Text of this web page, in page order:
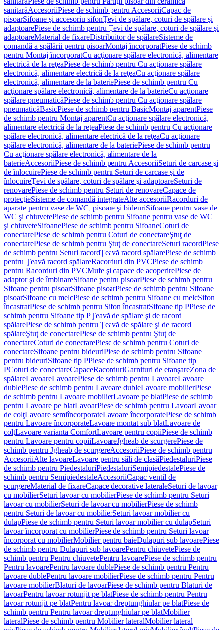
sanitarăAccesoriiPiese de schimb pentru AccesoriiCapac de
pisoarSifoane şi accesoriu sifonŢevi de spălare, coturi de spălare şi
adaptoarePiese de schimb pentru Ţevi de spălare, coturi de spălare şi
adaptoareMaterial de fixareDistribuitor de spălareSisteme de
comandă a spălării pentru pisoarMontaj încorporatPiese de schimb
pentru Montaj încorporatCu acţionare spălare electronică, alimentare
electrică de la reţeaPiese de schimb pentru Cu acţionare spălare
electronică, alimentare electrică de la reţeaCu acţionare spălare
electronică, alimentare de la bateriePiese de schimb pentru Cu
acţionare spălare electronică, alimentare de la baterieCu acţionare
spălare pneumaticăPiese de schimb pentru Cu acţionare spălare
pneumaticăBasicPiese de schimb pentru BasicMontaj aparentPiese
de schimb pentru Montaj aparentCu acţionare spălare electronică,
alimentare electrică de la reţeaPiese de schimb pentru Cu acţionare
spălare electronică, alimentare electrică de la reţeaCu acţionare
spălare electronică, alimentare de la bateriePiese de schimb pentru
Cu acţionare spălare electronică, alimentare de la
baterieAccesoriiPiese de schimb pentru AccesoriiSeturi de carcase şi
de înlocuirePiese de schimb pentru Seturi de carcase şi de
înlocuireŢevi de spălare, coturi de spălare şi adaptoareSeturi de
renovarePiese de schimb pentru Seturi de renovareCapace de
protecţieSisteme de comandă integrateAlte accesoriiRacorduri de
aparate pentru vase de WC, pisoare şi bideuriSifoane pentru vase de
WC şi chiuvetePiese de schimb pentru Sifoane pentru vase de WC
şi chiuveteSifoanePiese de schimb pentru SifoaneCoturi de
conectarePiese de schimb pentru Coturi de conectareŞtuţ de
conectarePiese de schimb pentru Ştuţ de conectareSeturi racordPiese
de schimb pentru Seturi racordŢeavă racord spălarePiese de schimb
pentru Ţeavă racord spălareRacorduri din PVCPiese de schimb
pentru Racorduri din PVCMufe şi capace de acoperirePiese de
adaptor şi de îmbinareSifoane pentru pisoarPiese de schimb pentru
Sifoane pentru pisoarSifoane pisoarPiese de schimb pentru Sifoane
pisoarSifoane cu melcPiese de schimb pentru Sifoane cu melcSifon
încastratPiese de schimb pentru Sifon încastratSifoane tip PPiese de
schimb pentru Sifoane tip PŢeavă de spălare şi de racord
spălarePiese de schimb pentru Ţeavă de spălare şi de racord
spălareŞtuţ de conectarePiese de schimb pentru Ştuţ de
conectareCoturi de conectarePiese de schimb pentru Coturi de
conectareSifoane pentru bideuriPiese de schimb pentru Sifoane
pentru bideuriSifoane tip PPiese de schimb pentru Sifoane tip
PCoturi de conectareCapaceRacorduriGarnituri de etanşareZona de
spălareLavoareLavoarePiese de schimb pentru LavoareLavoare
dublePiese de schimb pentru Lavoare dubleLavoare mobilierPiese
de schimb pentru Lavoare mobilierLavoare pe blatPiese de schimb
pentru Lavoare pe blatLavoarPiese de schimb pentru LavoarLavoar
de colţLavoare semiîncorporateLavoare încorporatePiese de schimb
pentru Lavoare încorporateLavoare montat sub blatLavoare de
colţLavoare varianta ComfortLavoare pentru copiiPiese de schimb
pentru Lavoare pentru copiiLavoareJgheab de scurgerePiese de
schimb pentru Jgheab de scurgereAccesoriiPiese de schimb pentru
AccesoriiAlte lavoareLavoare pentru săli de clasăPiedestaluriPiese
de schimb pentru PiedestaluriPiedestaluriSemipiedestalePiese de
schimb pentru SemipiedestaleAccesoriiCapac ventil de
scurgereMaterial de fixareCapace decorative lateraleSeturi de lavoar
cu mobilierSeturi lavoar cu mobilierPiese de schimb pentru Seturi
lavoar cu mobilierSeturi de lavoar cu mobilierPiese de schimb
pentru Seturi de lavoar cu mobilierSeturi lavoar mobilier cu
dulapPiese de schimb pentru Seturi lavoar mobilier cu dulapSeturi
lavoar încorporat cu mobilierPiese de schimb pentru Seturi lavoar
încorporat cu mobilierMobilier pentru baieDulapuri sub lavoarePiese
de schimb pentru Dulapuri sub lavoarePentru chiuvetePiese de
schimb pentru Pentru chiuvetePentru lavoarePiese de schimb pentru
Pentru lavoarePentru lavoare dublePiese de schimb pentru Pentru
lavoare dublePentru lavoare mobilierPiese de schimb pentru Pentru
lavoare mobilierBlaturi de lavoarPiese de schimb pentru Blaturi de
lavoarPentru lavoar rotunjit pe blatPiese de schimb pentru Pentru
lavoar rotunjit pe blatPentru lavoar dreptunghiular pe blatPiese de
schimb pentru Pentru lavoar dreptunghiular pe blatMobilier
lateralPiese de schimb pentru Mobilier lateralMobilier lateral